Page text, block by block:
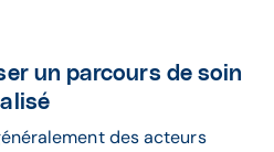
un parcours de soin
des acteurs